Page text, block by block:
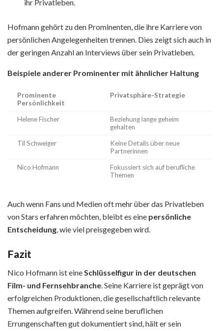
ihr Privatleben.
Hofmann gehört zu den Prominenten, die ihre Karriere von
persönlichen Angelegenheiten trennen. Dies zeigt sich auch in
der geringen Anzahl an Interviews über sein Privatleben.
Beispiele anderer Prominenter mit ähnlicher Haltung
Prominente
Persönlichkeit
Privatsphäre-Strategie
Helene Fischer
Beziehung lange geheim
gehalten
Til Schweiger
Keine Details über neue
Partnerinnen
Nico Hofmann
Fokussiert sich auf berufliche
Themen
Auch wenn Fans und Medien oft mehr über das Privatleben
von Stars erfahren möchten, bleibt es eine persönliche
Entscheidung, wie viel preisgegeben wird.
Fazit
Nico Hofmann ist eineSchlüsselfigur in der deutschen
Film- und Fernsehbranche. Seine Karriere ist geprägt von
erfolgreichen Produktionen, die gesellschaftlich relevante
Themen aufgreifen. Während seine beruflichen
Errungenschaften gut dokumentiert sind, hält er sein